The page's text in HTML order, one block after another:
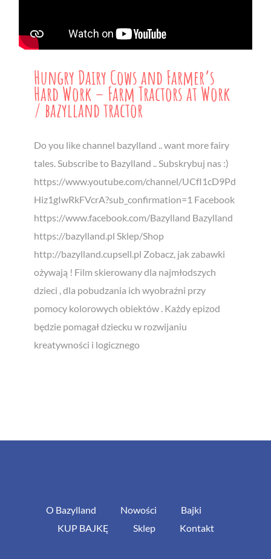
Hungry Dairy Cows and Farmer’s
Hard Work – Farm Tractors at Work
/ bazylland tractor
Do you like channel bazylland .. want more fairy
tales. Subscribe to Bazylland .. Subskrybuj nas :)
https://www.youtube.com/channel/UCfI1cD9Pd
Hiz1gIwRkFVcrA?sub_confirmation=1 Facebook
https://www.facebook.com/Bazylland Bazylland
https://bazylland.pl Sklep/Shop
http://bazylland.cupsell.pl Zobacz, jak zabawki
ożywają ! Film skierowany dla najmłodszych
dzieci , dla pobudzania ich wyobraźni przy
pomocy kolorowych obiektów . Każdy epizod
będzie pomagał dziecku w rozwijaniu
kreatywności i logicznego
O Bazylland Nowości
Bajki
KUP BAJKĘ
Sklep Kontakt